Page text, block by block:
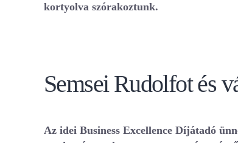
kortyolva szórakoztunk.
Semsei Rudolfot és
Az idei Business Excellence Díjátadó